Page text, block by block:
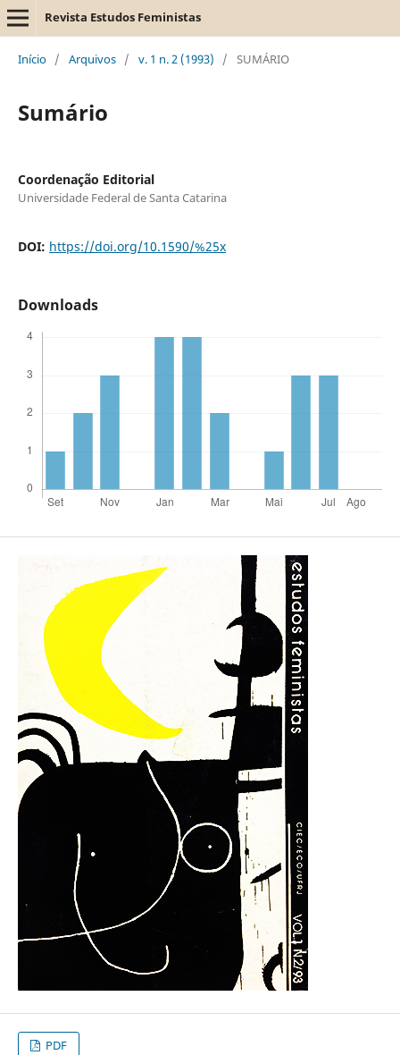
Revista Estudos Feministas
Início / Arquivos / v. 1 n. 2 (1993) / SUMÁRIO
Sumário
Coordenação Editorial
Universidade Federal de Santa Catarina
DOI: https://doi.org/10.1590/%25x
Downloads
PDF